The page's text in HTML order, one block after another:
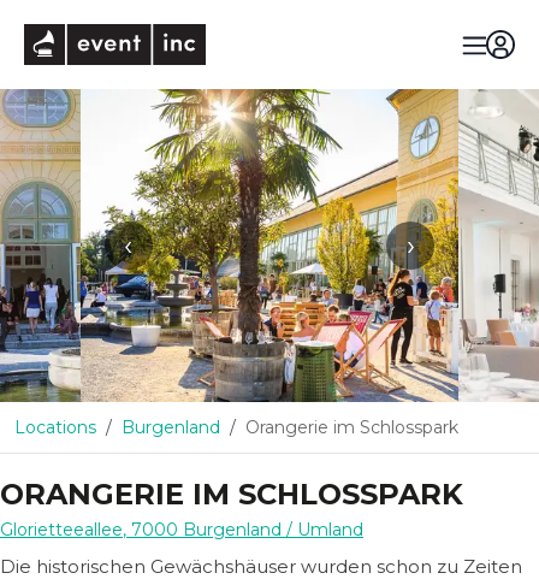
‹ ›
Locations Burgenland Orangerie im Schlosspark
ORANGERIE IM SCHLOSSPARK
Glorietteeallee, 7000 Burgenland / Umland
Die historischen Gewächshäuser wurden schon zu Zeiten